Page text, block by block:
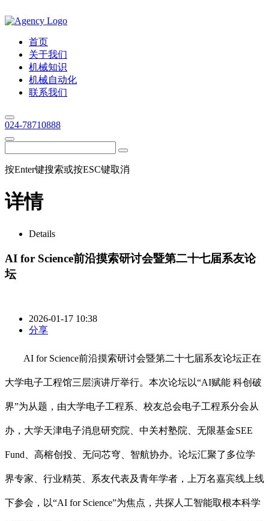
首页
关于我们
机械知识
机械自动化
联系我们
024-78710888
按Enter键搜索或按ESC键取消
详情
Details
AI for Science前沿摸索研讨会暨第二十七届系友论
坛
2026-01-17 10:38
分享
AI for Science前沿摸索研讨会暨第二十七届系友论坛正在
大学电子工程馆三层演讲厅举行。本次论坛以“AI赋能 科创破
界”为从题，由大学电子工程系、校友总会电子工程系分会从
办，大学天津电子消息研究院、中关村塾院、无限基金SEE
Fund、高榕创投、无问芯穹、智航协办。论坛汇聚了多位学
界专家、行业精英、系友代表及青年学者，上万名嘉宾线上线
下参会，以“AI for Science”为焦点，共探人工智能取根本科学